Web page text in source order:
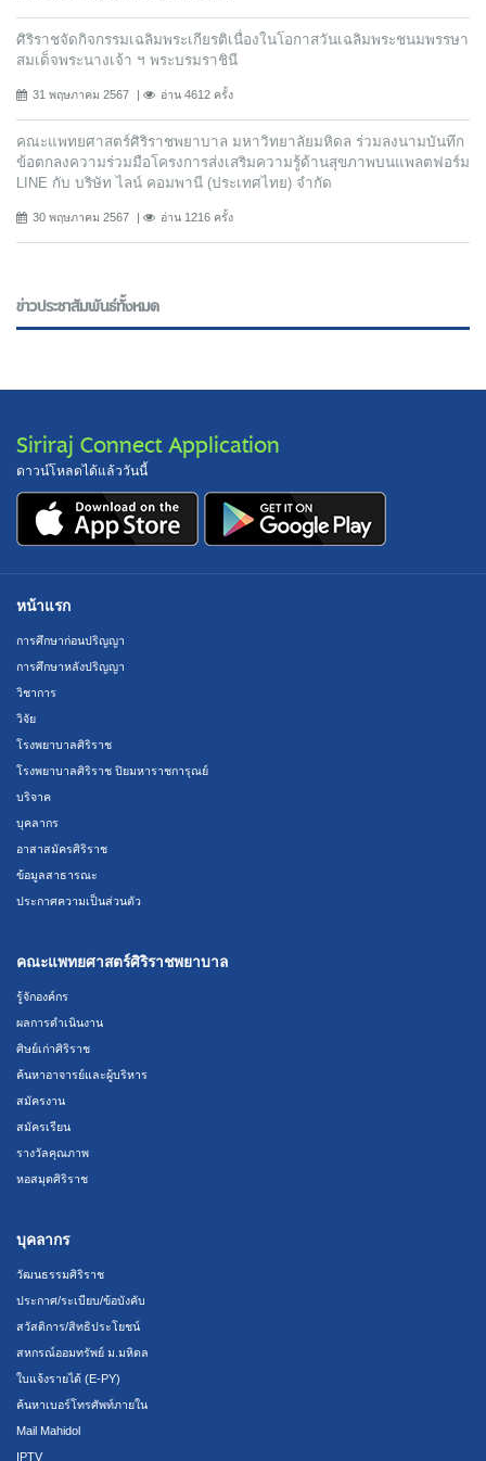
ศิริราชจัดกิจกรรมเฉลิมพระเกียรติเนื่องในโอกาสวันเฉลิมพระชนมพรรษา
สมเด็จพระนางเจ้า ฯ พระบรมราชินี
31 พฤษภาคม 2567 อ่าน 4612 ครั้ง
คณะแพทยศาสตร์ศิริราชพยาบาล มหาวิทยาลัยมหิดล ร่วมลงนามบันทึก
ข้อตกลงความร่วมมือโครงการส่งเสริมความรู้ด้านสุขภาพบนแพลตฟอร์ม
LINE กับ บริษัท ไลน์ คอมพานี (ประเทศไทย) จํากัด
30 พฤษภาคม 2567 อ่าน 1216 ครั้ง
ข่าวประชาสัมพันธ์ทั้งหมด
Siriraj Connect Application
ดาวน์โหลดได้แล้ววันนี้
หน้าแรก
การศึกษาก่อนปริญญา
การศึกษาหลังปริญญา
วิชาการ
วิจัย
โรงพยาบาลศิริราช
โรงพยาบาลศิริราช ปิยมหาราชการุณย์
บริจาค
บุคลากร
อาสาสมัครศิริราช
ข้อมูลสาธารณะ
ประกาศความเป็นส่วนตัว
คณะแพทยศาสตร์ศิริราชพยาบาล
รู้จักองค์กร
ผลการดำเนินงาน
ศิษย์เก่าศิริราช
ค้นหาอาจารย์และผู้บริหาร
สมัครงาน
สมัครเรียน
รางวัลคุณภาพ
หอสมุดศิริราช
บุคลากร
วัฒนธรรมศิริราช
ประกาศ/ระเบียบ/ข้อบังคับ
สวัสดิการ/สิทธิประโยชน์
สหกรณ์ออมทรัพย์ ม.มหิดล
ใบแจ้งรายได้ (E-PY)
ค้นหาเบอร์โทรศัพท์ภายใน
Mail Mahidol
IPTV